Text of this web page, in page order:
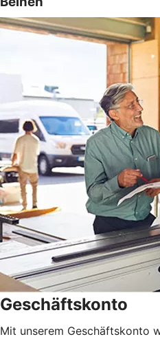
Geschäftskonto
Mit unserem Geschäftskonto